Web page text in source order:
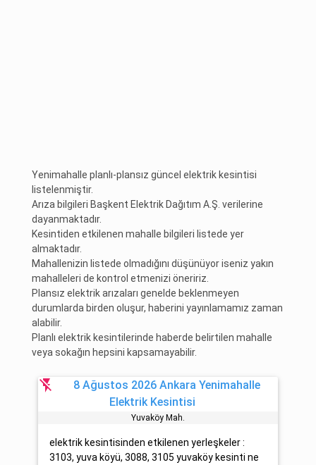
Yenimahalle planlı-plansız güncel elektrik kesintisi
listelenmiştir.
Arıza bilgileri Başkent Elektrik Dağıtım A.Ş. verilerine
dayanmaktadır.
Kesintiden etkilenen mahalle bilgileri listede yer
almaktadır.
Mahallenizin listede olmadığını düşünüyor iseniz yakın
mahalleleri de kontrol etmenizi öneririz.
Plansız elektrik arızaları genelde beklenmeyen
durumlarda birden oluşur, haberini yayınlamamız zaman
alabilir.
Planlı elektrik kesintilerinde haberde belirtilen mahalle
veya sokağın hepsini kapsamayabilir.
flash_off
8 Ağustos 2026 Ankara Yenimahalle
Elektrik Kesintisi
Yuvaköy Mah.
elektrik kesintisinden etkilenen yerleşkeler :
3103, yuva köyü, 3088, 3105 yuvaköy kesinti ne